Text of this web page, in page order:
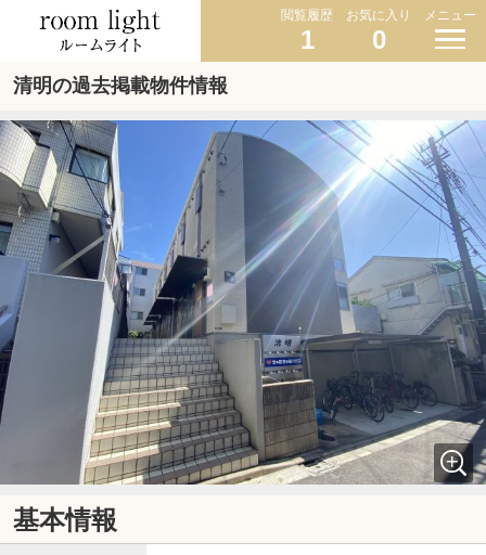
閲覧履歴
1
お気に入り
0
メニュー
清明の過去掲載物件情報
基本情報